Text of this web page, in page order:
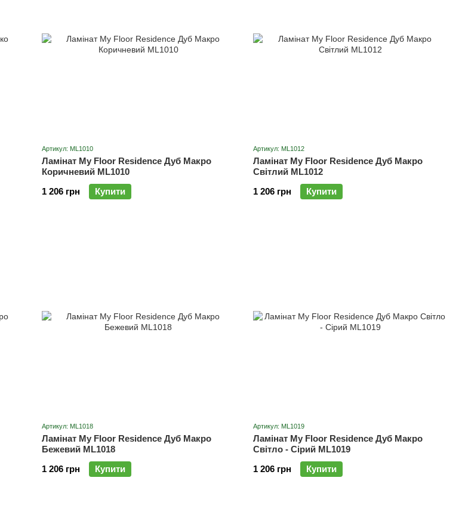
Артикул: ML1010
Ламінат My Floor Residence Дуб Макро
Коричневий ML1010
1 206 грн
Купити
Артикул: ML1012
Ламінат My Floor Residence Дуб Макро
Світлий ML1012
1 206 грн
Купити
Артикул: ML1018
Ламінат My Floor Residence Дуб Макро
Бежевий ML1018
1 206 грн
Купити
Артикул: ML1019
Ламінат My Floor Residence Дуб Макро
Світло - Сірий ML1019
1 206 грн
Купити